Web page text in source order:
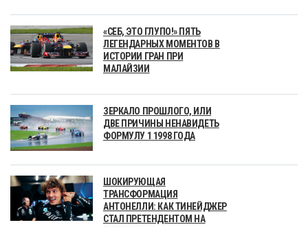
«СЕБ, ЭТО ГЛУПО!» ПЯТЬ
ЛЕГЕНДАРНЫХ МОМЕНТОВ В
ИСТОРИИ ГРАН ПРИ
МАЛАЙЗИИ
ЗЕРКАЛО ПРОШЛОГО, ИЛИ
ДВЕ ПРИЧИНЫ НЕНАВИДЕТЬ
ФОРМУЛУ 1 1998 ГОДА
ШОКИРУЮЩАЯ
ТРАНСФОРМАЦИЯ
АНТОНЕЛЛИ: КАК ТИНЕЙДЖЕР
СТАЛ ПРЕТЕНДЕНТОМ НА